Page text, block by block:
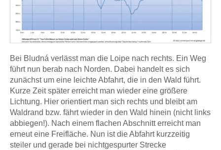
Bei Bludná verlässt man die Loipe nach rechts. Ein Weg
führt nun berab nach Norden. Dabei handelt es sich
zunächst um eine leichte Abfahrt, die in den Wald führt.
Kurze Zeit später erreicht man wieder eine größere
Lichtung. Hier orientiert man sich rechts und bleibt am
Waldrand bzw. fährt wieder in den Wald hinein (nicht links
abbiegen!). Nach einem flachen Abschnitt erreicht man
erneut eine Freifläche. Nun ist die Abfahrt kurzzeitig
steiler und gerade bei nichtgespurter Strecke